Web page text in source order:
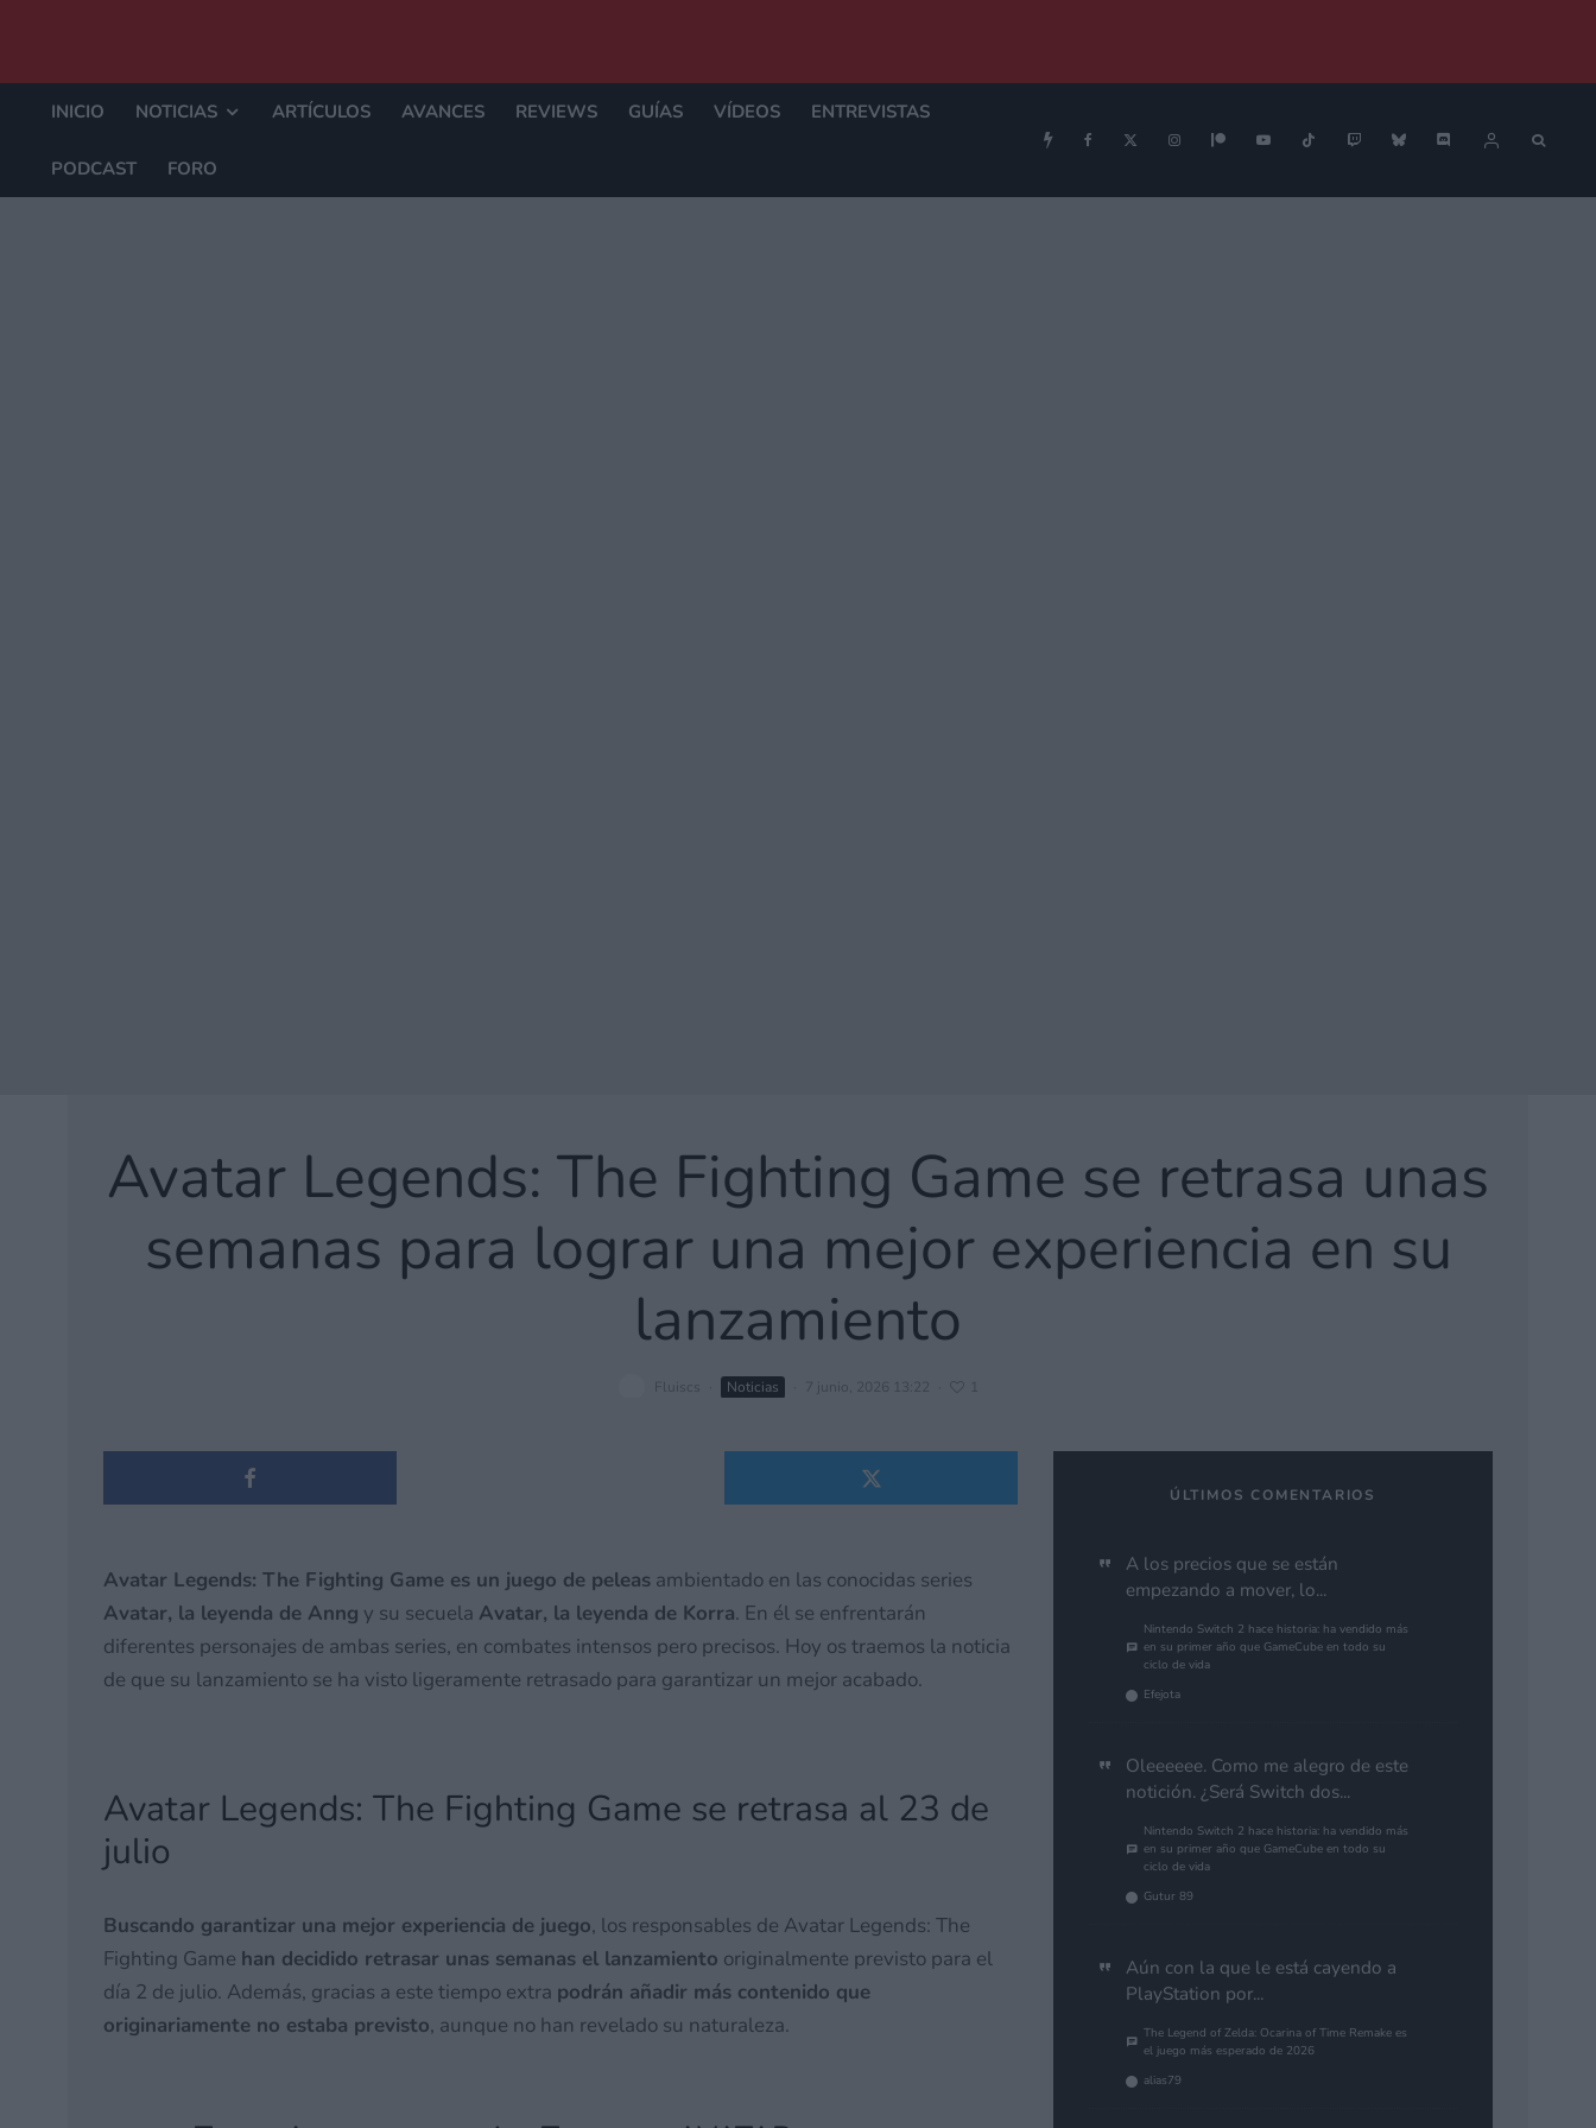
INICIO NOTICIAS ARTÍCULOS AVANCES REVIEWS GUÍAS VÍDEOS ENTREVISTAS
PODCAST FORO
Avatar Legends: The Fighting Game se retrasa unas
semanas para lograr una mejor experiencia en su
lanzamiento
Fluiscs Noticias 7 junio, 2026 13:22 1
Avatar Legends: The Fighting Game es un juego de peleas ambientado en las conocidas series
Avatar, la leyenda de Anng y su secuela Avatar, la leyenda de Korra. En él se enfrentarán
diferentes personajes de ambas series, en combates intensos pero precisos. Hoy os traemos la noticia
de que su lanzamiento se ha visto ligeramente retrasado para garantizar un mejor acabado.
Avatar Legends: The Fighting Game se retrasa al 23 de
julio
Buscando garantizar una mejor experiencia de juego, los responsables de Avatar Legends: The
Fighting Game han decidido retrasar unas semanas el lanzamiento originalmente previsto para el
día 2 de julio. Además, gracias a este tiempo extra podrán añadir más contenido que
originariamente no estaba previsto, aunque no han revelado su naturaleza.
ÚLTIMOS COMENTARIOS
A los precios que se están
empezando a mover, lo...
Nintendo Switch 2 hace historia: ha vendido más
en su primer año que GameCube en todo su
ciclo de vida
Efejota
Oleeeeee. Como me alegro de este
notición. ¿Será Switch dos...
Nintendo Switch 2 hace historia: ha vendido más
en su primer año que GameCube en todo su
ciclo de vida
Gutur 89
Aún con la que le está cayendo a
PlayStation por...
The Legend of Zelda: Ocarina of Time Remake es
el juego más esperado de 2026
alias79